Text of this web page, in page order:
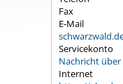
Fax
E-Mail
Servicekonto
Nachricht über
Internet